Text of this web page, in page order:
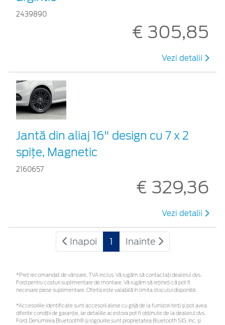
2439890
€ 305,85
Vezi detalii
Jantă din aliaj 16" design cu 7 x 2
spițe, Magnetic
2160657
€ 329,36
Vezi detalii
Inapoi 1 Inainte
*Preţ recomandat de vânzare, TVA inclus. Vă rugăm să contactaţi dealerul dvs.
Ford pentru costuri suplimentare de montare. Vă rugăm să rețineți că pot fi
necesare piese suplimentare. Oferta este valabilă în limita stocului disponibil.
*Accesoriile identificate sunt accesorii alese cu grijă de la furnizori terți și pot avea
diferite condiții de garanție, iar detaliile acestora pot fi obținute de la dealerul dvs.
Ford. Denumirea Bluetooth® și logourile sunt proprietatea Bluetooth SIG, Inc. și